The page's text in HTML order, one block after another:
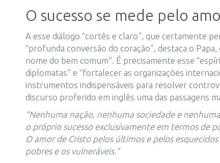
O sucesso se mede pelo
A esse diálogo “cortês e claro”, que certamente
“profunda conversão do coração”, destaca o
nome do bem comum”. É precisamente esse
diplomatas” e “fortalecer as organizações
instrumentos indispensáveis para resolver
discurso proferido em inglês uma das passagens
“Nenhuma nação, nenhuma sociedade e
o próprio sucesso exclusivamente em termos de
O amor de Cristo pelos últimos e pelos
pobres e os vulneráveis.”